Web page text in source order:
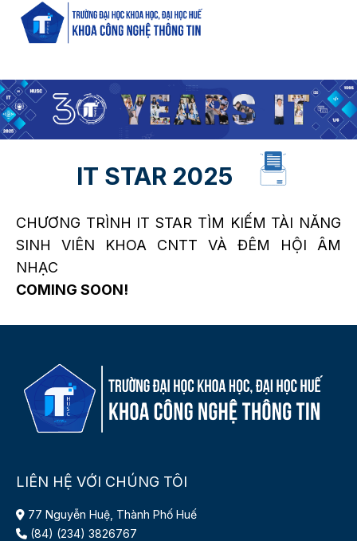
IT STAR 2025
CHƯƠNG TRÌNH IT STAR TÌM KIẾM TÀI NĂNG
SINH VIÊN KHOA CNTT VÀ ĐÊM HỘI ÂM
NHẠC
COMING SOON!
LIÊN HỆ VỚI CHÚNG TÔI
77 Nguyễn Huệ, Thành Phố Huế
(84) (234) 3826767